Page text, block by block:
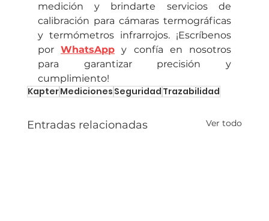
medición y brindarte servicios de
calibración para cámaras termográficas
y termómetros infrarrojos. ¡Escríbenos
por WhatsApp y confía en nosotros
para garantizar precisión y
cumplimiento!
KapterMediciones Seguridad Trazabilidad
Entradas relacionadas Ver todo